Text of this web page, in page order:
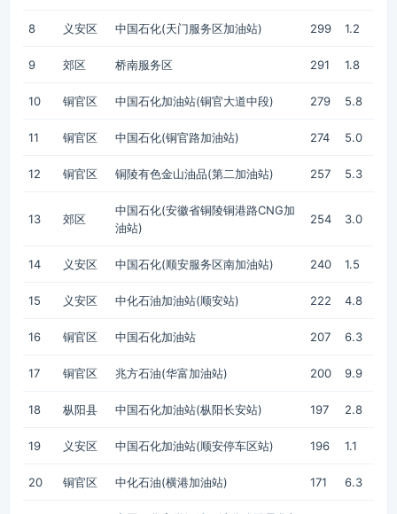
8 义安区 中国石化(天门服务区加油站) 299 1.2
9 郊区 桥南服务区 291 1.8
10 铜官区 中国石化加油站(铜官大道中段) 279 5.8
11 铜官区 中国石化(铜官路加油站) 274 5.0
12 铜官区 铜陵有色金山油品(第二加油站) 257 5.3
13 郊区
中国石化(安徽省铜陵铜港路CNG加
油站)
254 3.0
14 义安区 中国石化(顺安服务区南加油站) 240 1.5
15 义安区 中化石油加油站(顺安站) 222 4.8
16 铜官区 中国石化加油站 207 6.3
17 铜官区 兆方石油(华富加油站) 200 9.9
18 枞阳县 中国石化加油站(枞阳长安站) 197 2.8
19 义安区 中国石化加油站(顺安停车区站) 196 1.1
20 铜官区 中化石油(横港加油站) 171 6.3